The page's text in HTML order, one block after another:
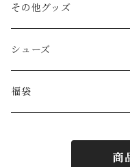
GAULTIER
HYSTERIC GLAMOUR
BALENCIAGA
その他バッグ
財布
キーケース
ポーチ
ブレスレット
リング
その他アクセサリー
その他グッズ
シューズ
福袋
商